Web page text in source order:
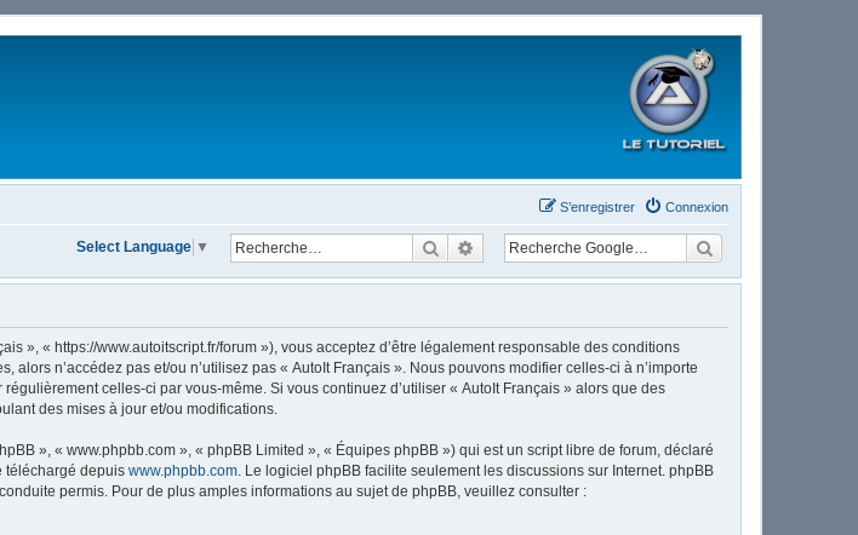
Connexion
S’enregistrer
RechercherRecherche avancée
Select Language ▼
», « https://www.autoitscript.fr/forum »), vous acceptez d’être légalement responsable des conditions
n’accédez pas et/ou n’utilisez pas « AutoIt Français ». Nous pouvons modifier celles-ci à n’importe
celles-ci par vous-même. Si vous continuez d’utiliser « AutoIt Français » alors que des
des mises à jour et/ou modifications.
», « www.phpbb.com », « phpBB Limited », « Équipes phpBB ») qui est un script libre de forum, déclaré
téléchargé depuis www.phpbb.com. Le logiciel phpBB facilite seulement les discussions sur Internet. phpBB
permis. Pour de plus amples informations au sujet de phpBB, veuillez consulter :